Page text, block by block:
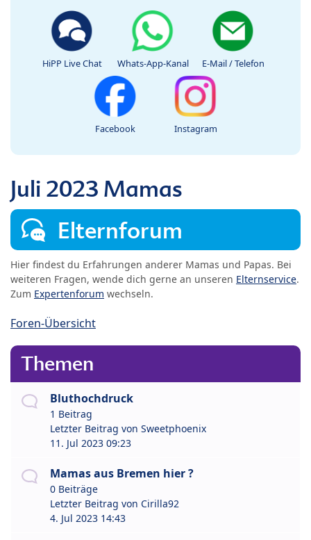
HiPP Live Chat Whats-App-Kanal E-Mail / Telefon
Facebook Instagram
Juli 2023 Mamas
Elternforum
Hier findest du Erfahrungen anderer Mamas und Papas. Bei
weiteren Fragen, wende dich gerne an unseren Elternservice.
Zum Expertenforum wechseln.
Foren-Übersicht
Themen
Bluthochdruck
1 Beitrag
Letzter Beitrag von Sweetphoenix
11. Jul 2023 09:23
Mamas aus Bremen hier ?
0 Beiträge
Letzter Beitrag von Cirilla92
4. Jul 2023 14:43